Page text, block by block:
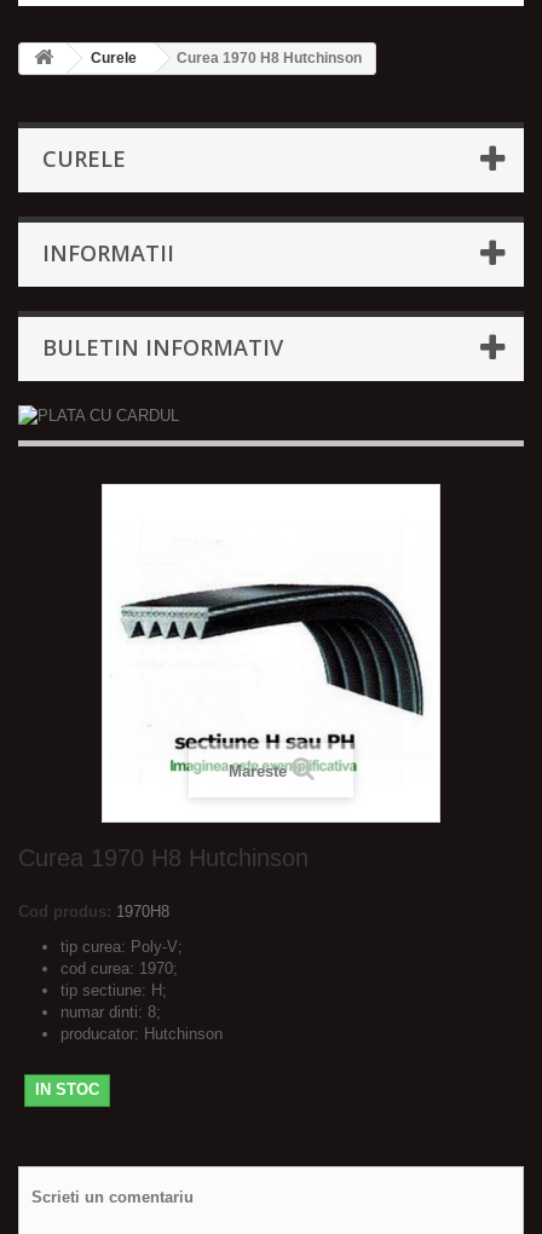
Curele Curea 1970 H8 Hutchinson
CURELE
INFORMATII
BULETIN INFORMATIV
Mareste
Curea 1970 H8 Hutchinson
Cod produs: 1970H8
tip curea: Poly-V;
cod curea: 1970;
tip sectiune: H;
numar dinti: 8;
producator: Hutchinson
IN STOC
Scrieti un comentariu